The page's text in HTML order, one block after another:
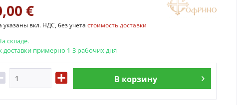
€
указаны вкл. НДС, без учета стоимость доставки
складе.
доставки примерно 1-3 рабочих дня
В корзину